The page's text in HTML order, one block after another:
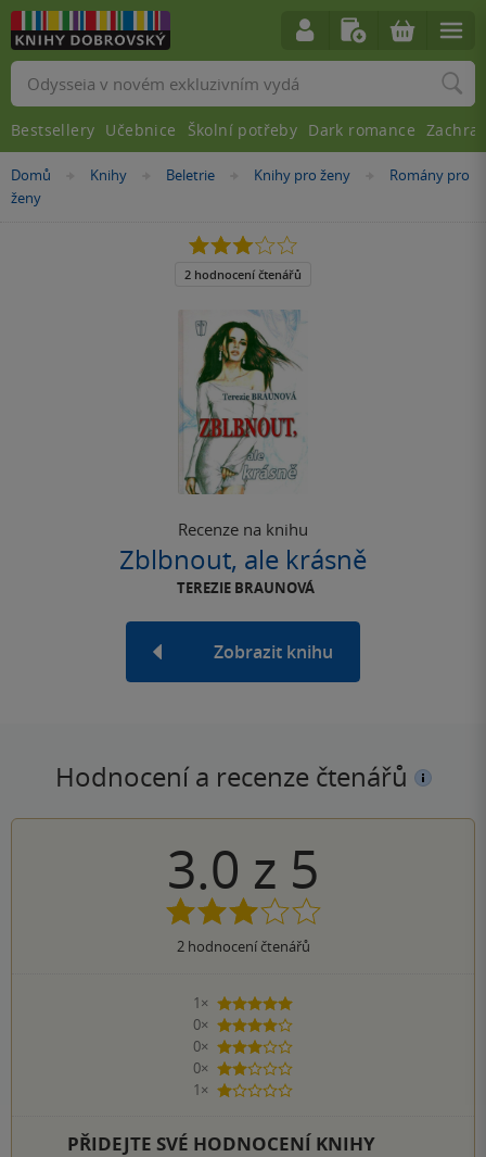
Nacházíte
se
Domů »
Knihy »
Beletrie »
Knihy pro ženy »
Romány pro
ženy
Recenze na knihu
Zblbnout, ale krásně
TEREZIE BRAUNOVÁ
Zobrazit knihu
3.0
z
5
2 hodnocení čtenářů
Hodnocení a recenze čtenářů
3.0 z 5
2hodnocení čtenářů
1×
5 hvězdiček
0×
4 hvězdičky
0×
3 hvězdičky
0×
2 hvězdičky
1×
1 hvezdička
PŘIDEJTE SVÉ HODNOCENÍ KNIHY
Vyhledávání
Bestsellery Učebnice Školní potřeby Dark romance